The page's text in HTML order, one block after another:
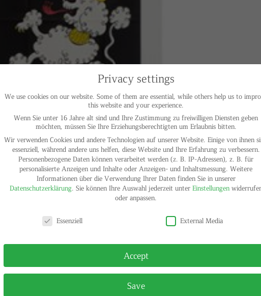
© HELGA
Privacy settings
We use cookies on our website. Some of them are essential, while others help us to
this website and your experience.
Wenn Sie unter 16 Jahre alt sind und Ihre Zustimmung zu freiwilligen Diensten geben
möchten, müssen Sie Ihre Erziehungsberechtigten um Erlaubnis bitten.
Wir verwenden Cookies und andere Technologien auf unserer Website. Einige von ihnen
essenziell, während andere uns helfen, diese Website und Ihre Erfahrung zu verbessern.
Personenbezogene Daten können verarbeitet werden (z. B. IP-Adressen), z. B. für
personalisierte Anzeigen und Inhalte oder Anzeigen- und Inhaltsmessung. Weitere
Informationen über die Verwendung Ihrer Daten finden Sie in unserer
Datenschutzerklärung. Sie können Ihre Auswahl jederzeit unter Einstellungen
oder anpassen.
Essenziell
External Media
Accept
Save